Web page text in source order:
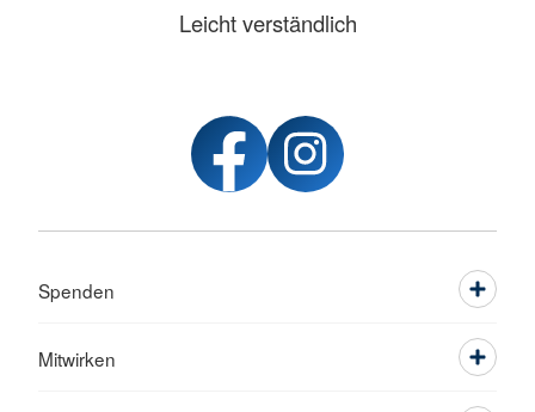
Leicht verständlich
Spenden
Mitwirken